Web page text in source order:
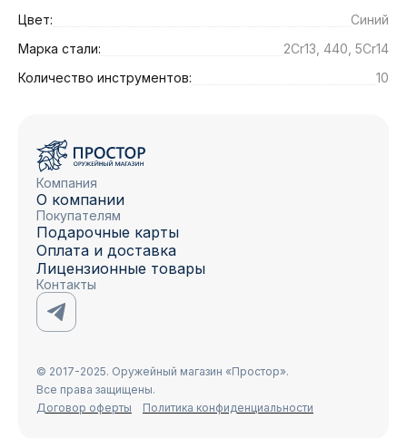
Цвет:
Синий
Марка стали:
2Cr13, 440, 5Cr14
Количество инструментов:
10
Компания
О компании
Покупателям
Подарочные карты
Оплата и доставка
Лицензионные товары
Контакты
© 2017-2025. Оружейный магазин «Простор».
Все права защищены.
Договор оферты
Политика конфиденциальности